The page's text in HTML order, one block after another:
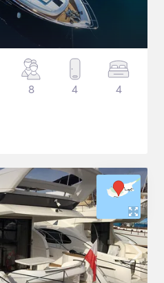
8 4 4